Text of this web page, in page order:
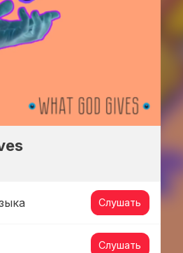
Слушать
Слушать